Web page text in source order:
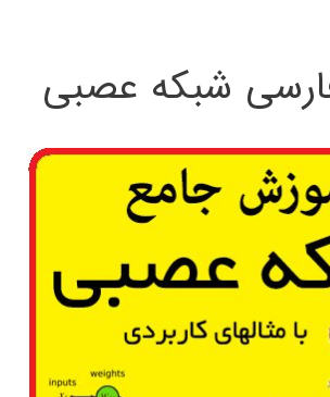
شبکه عصبی